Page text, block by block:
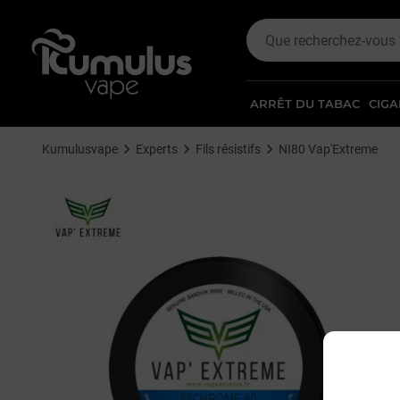
ARRÊT DU TABAC
Kumulusvape Experts Fils résistifs NI80 Vap'Extreme